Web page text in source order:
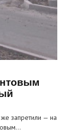
запретили — на